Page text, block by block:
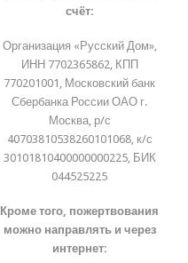
счёт:
Организация «Русский Дом»,
ИНН 7702365862, КПП
770201001, Московский банк
Сбербанка России ОАО г.
Москва, р/с
40703810538260101068, к/с
30101810400000000225, БИК
044525225
Кроме того, пожертвования
можно направлять и через
интернет: